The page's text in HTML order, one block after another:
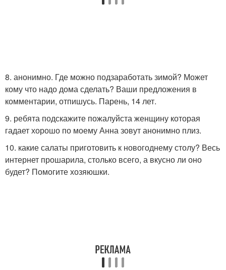
8. анонимно. Где можно подзаработать зимой? Может
кому что надо дома сделать? Ваши предложения в
комментарии, отпишусь. Парень, 14 лет.
9. ребята подскажите пожалуйста женщину которая
гадает хорошо по моему Анна зовут анонимно плиз.
10. какие салаты приготовить к новогоднему столу? Весь
интернет прошарила, столько всего, а вкусно ли оно
будет? Помогите хозяюшки.